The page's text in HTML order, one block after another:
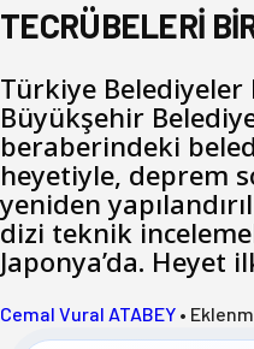
TECRÜBELERİ
Türkiye Belediyeler
Büyükşehir
beraberindeki
heyetiyle, deprem
yeniden
dizi teknik
Japonya’da. Heyet
Cemal Vural ATABEY •